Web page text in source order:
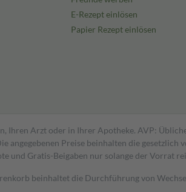
E-Rezept einlösen
Papier Rezept einlösen
Ihren Arzt oder in Ihrer Apotheke. AVP:
Preise beinhalten die gesetzlich
und Gratis-Beigaben nur solange der Vorrat
beinhaltet die Durchführung von